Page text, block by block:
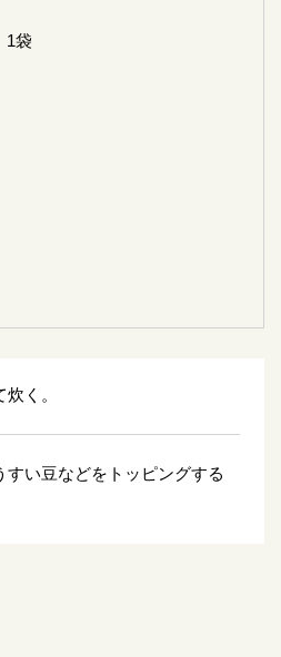
1袋
く。
すい豆などをトッピングする